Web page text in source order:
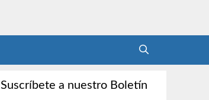
Suscríbete a nuestro Boletín